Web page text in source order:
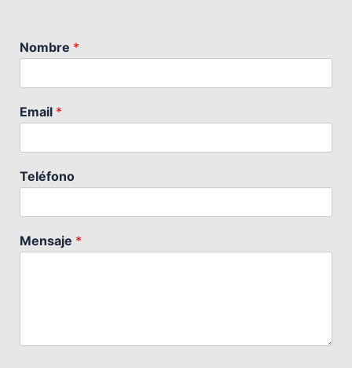
Nombre *
Email *
Teléfono
Mensaje *